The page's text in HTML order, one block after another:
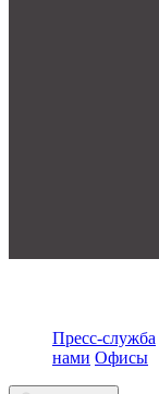
Пресс-служба
нами Офисы